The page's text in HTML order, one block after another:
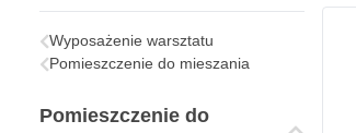
Wyposażenie warsztatu
Pomieszczenie do mieszania
Pomieszczenie do